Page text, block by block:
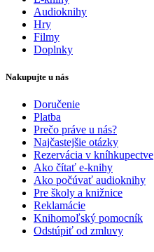
Audioknihy
Hry
Filmy
Doplnky
Nakupujte u nás
Doručenie
Platba
Prečo práve u nás?
Najčastejšie otázky
Rezervácia v kníhkupectve
Ako čítať e-knihy
Ako počúvať audioknihy
Pre školy a knižnice
Reklamácie
Knihomoľský pomocník
Odstúpiť od zmluvy